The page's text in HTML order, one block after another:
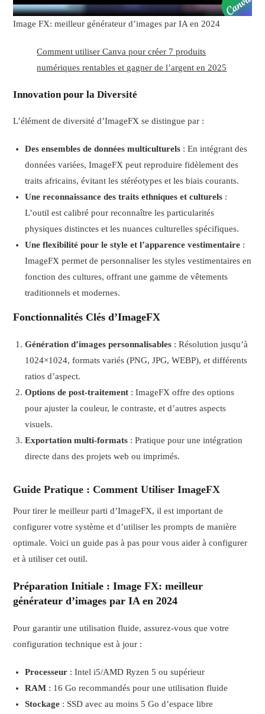
Image FX: meilleur générateur d’images par IA en 2024
Comment utiliser Canva pour créer 7 produits
numériques rentables et gagner de l’argent en 2025
Innovation pour la Diversité
L’élément de diversité d’ImageFX se distingue par :
Des ensembles de données multiculturels : En intégrant des
données variées, ImageFX peut reproduire fidèlement des
traits africains, évitant les stéréotypes et les biais courants.
Une reconnaissance des traits ethniques et culturels :
L’outil est calibré pour reconnaître les particularités
physiques distinctes et les nuances culturelles spécifiques.
Une flexibilité pour le style et l’apparence vestimentaire :
ImageFX permet de personnaliser les styles vestimentaires en
fonction des cultures, offrant une gamme de vêtements
traditionnels et modernes.
Fonctionnalités Clés d’ImageFX
Génération d’images personnalisables : Résolution jusqu’à
1024×1024, formats variés (PNG, JPG, WEBP), et différents
ratios d’aspect.
Options de post-traitement : ImageFX offre des options
pour ajuster la couleur, le contraste, et d’autres aspects
visuels.
Exportation multi-formats : Pratique pour une intégration
directe dans des projets web ou imprimés.
Guide Pratique : Comment Utiliser ImageFX
Pour tirer le meilleur parti d’ImageFX, il est important de
configurer votre système et d’utiliser les prompts de manière
optimale. Voici un guide pas à pas pour vous aider à configurer
et à utiliser cet outil.
Préparation Initiale : Image FX: meilleur
générateur d’images par IA en 2024
Pour garantir une utilisation fluide, assurez-vous que votre
configuration technique est à jour :
Processeur : Intel i5/AMD Ryzen 5 ou supérieur
RAM : 16 Go recommandés pour une utilisation fluide
Stockage : SSD avec au moins 5 Go d’espace libre